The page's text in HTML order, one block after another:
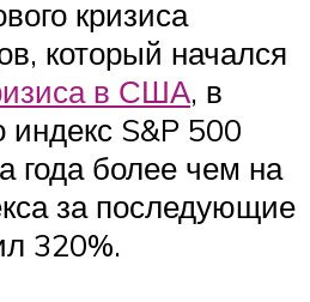
кризиса
который начался
в США, в
индекс S&P 500
года более чем на
за последующие
320%.